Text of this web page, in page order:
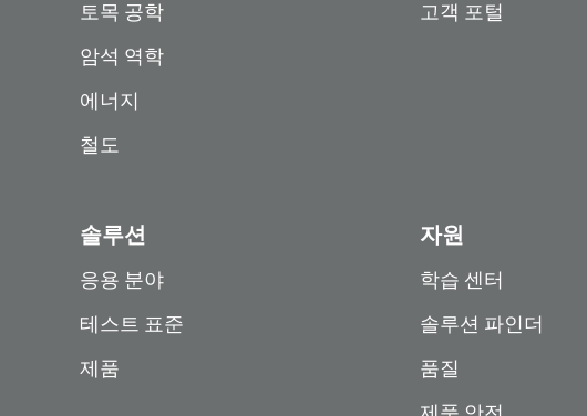
토목 공학
암석 역학
에너지
철도
고객 포털
솔루션
응용 분야
테스트 표준
제품
자원
학습 센터
솔루션 파인더
품질